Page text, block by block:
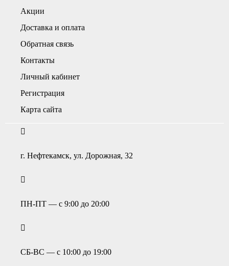
Акции
Доставка и оплата
Обратная связь
Контакты
Личный кабинет
Регистрация
Карта сайта
г. Нефтекамск, ул. Дорожная, 32
ПН-ПТ — с 9:00 до 20:00
СБ-ВС — с 10:00 до 19:00